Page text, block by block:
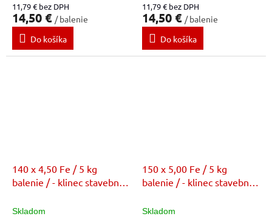
11,79 € bez DPH
14,50 € / balenie
Do košíka
11,79 € bez DPH
14,50 € / balenie
Do košíka
140 x 4,50 Fe / 5 kg
balenie / - klinec stavebný
Skladom
150 x 5,00 Fe / 5 kg
balenie / - klinec stavebný
Skladom